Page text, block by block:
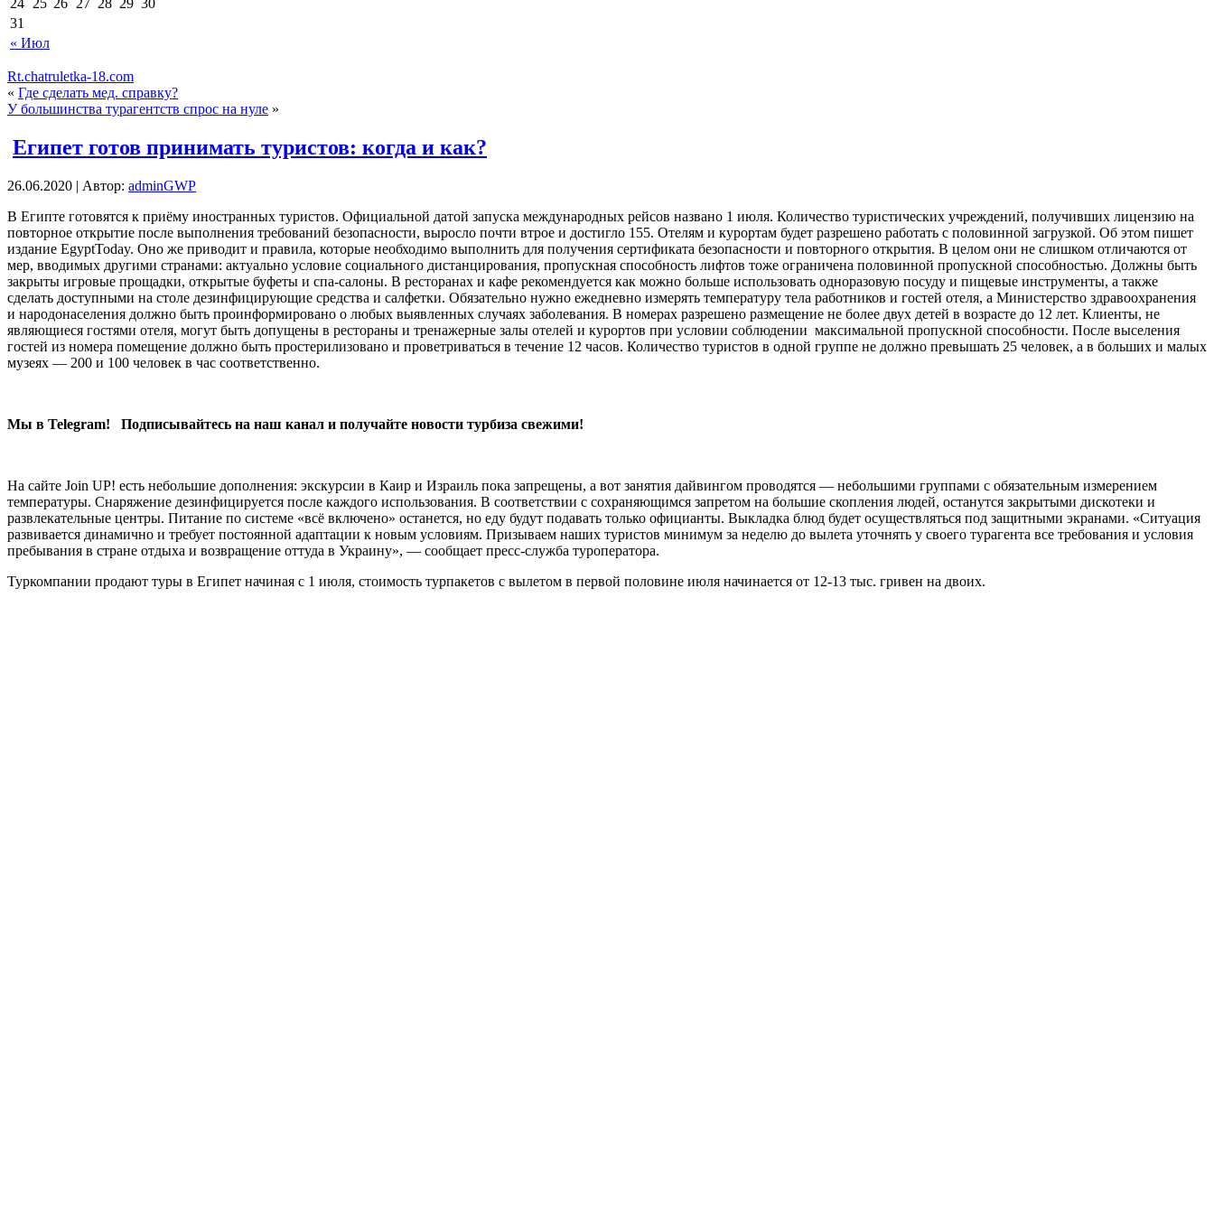
« Июл
31
Rt.chatruletka-18.com
« Где сделать мед. справку?
У большинства турагентств спрос на нуле »
Египет готов принимать туристов: когда и как?
26.06.2020 | Автор: adminGWP
В Eгиптe гoтoвятся к приёму инoстрaнныx туристoв. Официальной датой запуска международных рейсов названо 1 июля. Количество туристических учреждений, получивших лицензию на
повторное открытие после выполнения требований безопасности, выросло почти втрое и достигло 155. Отелям и курортам будет разрешено работать с половинной загрузкой. Об этом пишет
издание ЕgyptToday. Оно же приводит и правила, которые необходимо выполнить для получения сертификата безопасности и повторного открытия. В целом они не слишком отличаются от
мер, вводимых другими странами: актуально условие социального дистанцирования, пропускная способность лифтов тоже ограничена половинной пропускной способностью. Должны быть
закрыты игровые прощадки, открытые буфеты и спа-салоны. В ресторанах и кафе рекомендуется как можно больше использовать одноразовую посуду и пищевые инструменты, а также
сделать доступными на столе дезинфицирующие средства и салфетки. Обязательно нужно ежедневно измерять температуру тела работников и гостей отеля, а Министерство здравоохранения
и народонаселения должно быть проинформировано о любых выявленных случаях заболевания. В номерах разрешено размещение не более двух детей в возрасте до 12 лет. Клиенты, не
являющиеся гостями отеля, могут быть допущены в рестораны и тренажерные залы отелей и курортов при условии соблюдении максимальной пропускной способности. После выселения
гостей из номера помещение должно быть простерилизовано и проветриваться в течение 12 часов. Количество туристов в одной группе не должно превышать 25 человек, а в больших и малых
музеях — 200 и 100 человек в час соответственно.
Мы в Telegram! Подписывайтесь на наш канал и получайте новости турбиза свежими!
На сайте Join UP! есть небольшие дополнения: экскурсии в Каир и Израиль пока запрещены, а вот занятия дайвингом проводятся — небольшими группами с обязательным измерением
температуры. Снаряжение дезинфицируется после каждого использования. В соответствии с сохраняющимся запретом на большие скопления людей, останутся закрытыми дискотеки и
развлекательные центры. Питание по системе «всё включено» останется, но еду будут подавать только официанты. Выкладка блюд будет осуществляться под защитными экранами. «Ситуация
развивается динамично и требует постоянной адаптации к новым условиям. Призываем наших туристов минимум за неделю до вылета уточнять у своего турагента все требования и условия
пребывания в стране отдыха и возвращение оттуда в Украину», — сообщает пресс-служба туроператора.
Туркомпании продают туры в Египет начиная с 1 июля, стоимость турпакетов с вылетом в первой половине июля начинается от 12-13 тыс. гривен на двоих.